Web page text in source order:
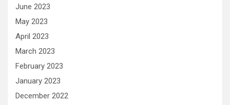
June 2023
May 2023
April 2023
March 2023
February 2023
January 2023
December 2022